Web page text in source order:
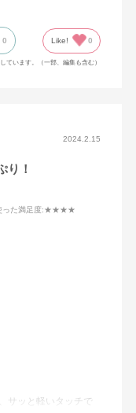
0 Like! 0
ています。（一部、編集も含む）
2024.2.15
り！
った満足度:★★★★
サッと軽いタッチで